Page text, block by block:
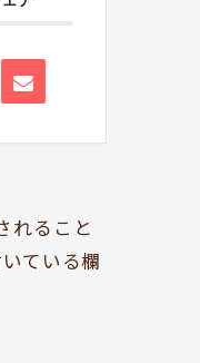
情報
れること
ている欄